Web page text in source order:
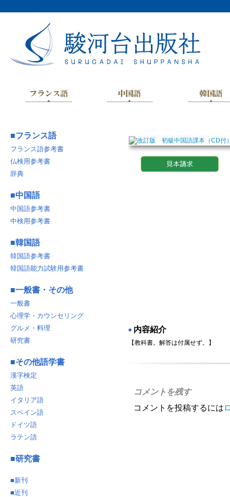
◉ 内容紹介
【教科書。解答は付属せず。】
コメントを残す
コメントを投稿するには
■フランス語
フランス語参考書
仏検用参考書
辞典
■中国語
中国語参考書
中検用参考書
■韓国語
韓国語参考書
韓国語能力試験用参考書
■一般書・その他
一般書
心理学・カウンセリング
グルメ・料理
研究書
■その他語学書
漢字検定
英語
イタリア語
スペイン語
ドイツ語
ラテン語
■研究書
■新刊
■近刊